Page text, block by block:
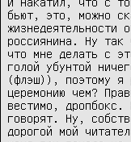
бьют, это, можно
жизнедеятельности
россиянина. Ну
что мне делать с
голой убунтой
(флэш)), поэтому я
церемонию чем?
вестимо,
говорят. Ну,
дорогой мой